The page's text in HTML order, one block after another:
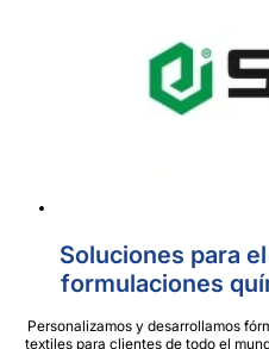
Soluciones para
formulaciones
Personalizamos y desarrollamos
textiles para clientes de todo el